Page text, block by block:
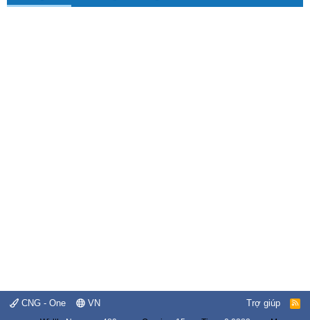
CNG - One VN Trợ giúp
R